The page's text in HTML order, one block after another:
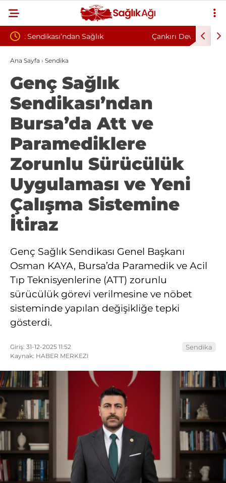
Çankırı Devlet Hastanesi’nde Sendikal Vesayet
İddiası: Maaş Kesme Cezası Talep Edildi
Ana Sayfa › Sendika
Genç Sağlık
Sendikası’ndan
Bursa’da Att ve
Paramediklere
Zorunlu Sürücülük
Uygulaması ve Yeni
Çalışma Sistemine
İtiraz
Genç Sağlık Sendikası Genel Başkanı
Osman KAYA, Bursa’da Paramedik ve Acil
Tıp Teknisyenlerine (ATT) zorunlu
sürücülük görevi verilmesine ve nöbet
sisteminde yapılan değişikliğe tepki
gösterdi.
Giriş: 31-12-2025 11:52
Kaynak: HABER MERKEZI
Sendika